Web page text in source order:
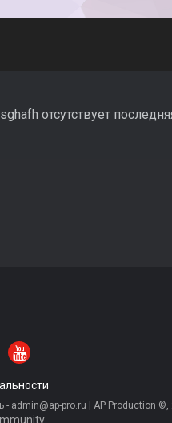
отсутствует
admin@ap-pro.ru | AP Production ©,